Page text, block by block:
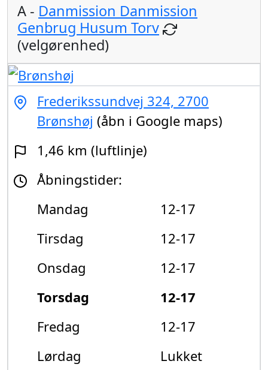
A - Danmission Danmission
Genbrug Husum Torv
(velgørenhed)
Frederikssundvej 324, 2700
Brønshøj (åbn i Google maps)
1,46 km (luftlinje)
Åbningstider:
Mandag
12-17
Tirsdag
12-17
Onsdag
12-17
Torsdag
12-17
Fredag
12-17
Lørdag
Lukket